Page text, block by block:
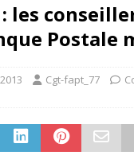
: les
Postale
Cgt-fapt_77